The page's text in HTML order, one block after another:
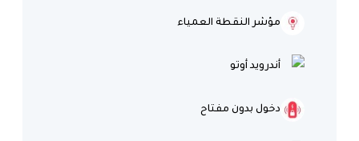
مؤشر النقطة العمياء
أندرويد أوتو
دخول بدون مفتاح